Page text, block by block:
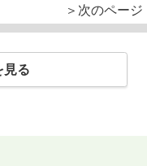
＞次のページ
見る